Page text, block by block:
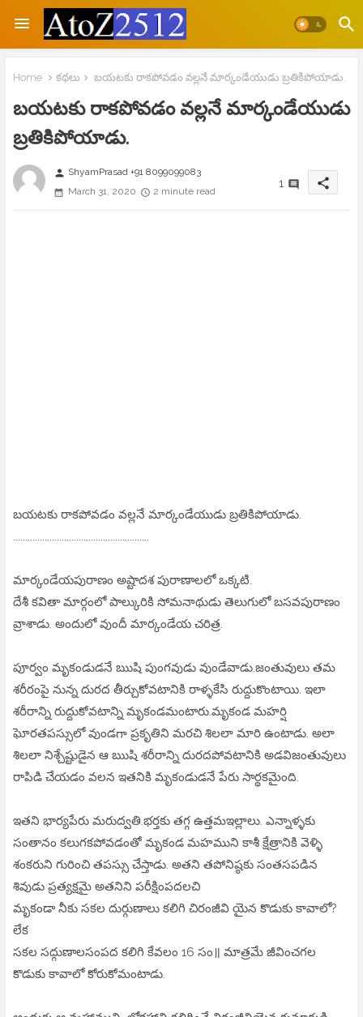
Home కథలు బయటకు రాకపోవడం వల్లనే మార్కండేయుడు బ్రతికిపోయాడు.
బయటకు రాకపోవడం వల్లనే మార్కండేయుడు
బ్రతికిపోయాడు.
person ShyamPrasad +91 8099099083
March 31, 2020
2 minute read
1 share
బయటకు రాకపోవడం వల్లనే మార్కండేయుడు బ్రతికిపోయాడు.
మార్కండేయపురాణం అష్టాదశ పురాణాలలో ఒక్కటి.
దేశీ కవితా మార్గంలో పాల్కురికి సోమనాథుడు తెలుగులో బసవపురాణం
వ్రాశాడు. అందులో వుందీ మార్కండేయ చరిత్ర.
పూర్వం మృకండుడనే బుుషి పుంగవుడు వుండేవాడు.జంతువులు తమ
శరీరంపై నున్న దురద తీర్చుకోవటానికి రాళ్ళకేసి రుద్దుకొంటాయి. ఇలా
శరీరాన్ని రుద్దుకోవటాన్ని మృకండమంటారు.మృకండ మహర్షి
ఘోరతపస్సులో వుండగా ప్రకృతిని మరచి శిలలా మారి ఉంటాడు. అలా
శిలలా నిశ్చేష్టుడైన ఆ బుుషి శరీరాన్ని దురదపోవటానికి అడవిజంతువులు
రాపిడి చేయడం వలన ఇతనికి మృకండుడనే పేరు సార్థకమైంది.
ఇతని భార్యపేరు మరుద్వతి.భర్తకు తగ్గ ఉత్తమఇల్లాలు. ఎన్నాళ్ళకు
సంతానం కలుగకపోవడంతో మృకండ మహముని కాశీ క్షేత్రానికి వెళ్ళి
శంకరుని గురించి తపస్సు చేస్తాడు. అతని తపోనిష్ఠకు సంతసపడిన
శివుడు ప్రత్యక్షమై అతనిని పరీక్షింపదలచి
మృకండా నీకు సకల దుర్గుణాలు కలిగి చిరంజీవి యైన కొడుకు కావాలో?
లేక
సకల సద్గుణాలసంపద కలిగి కేవలం 16 సం॥ మాత్రమే జీవించగల
కొడుకు కావాలో కోరుకోమంటాడు.